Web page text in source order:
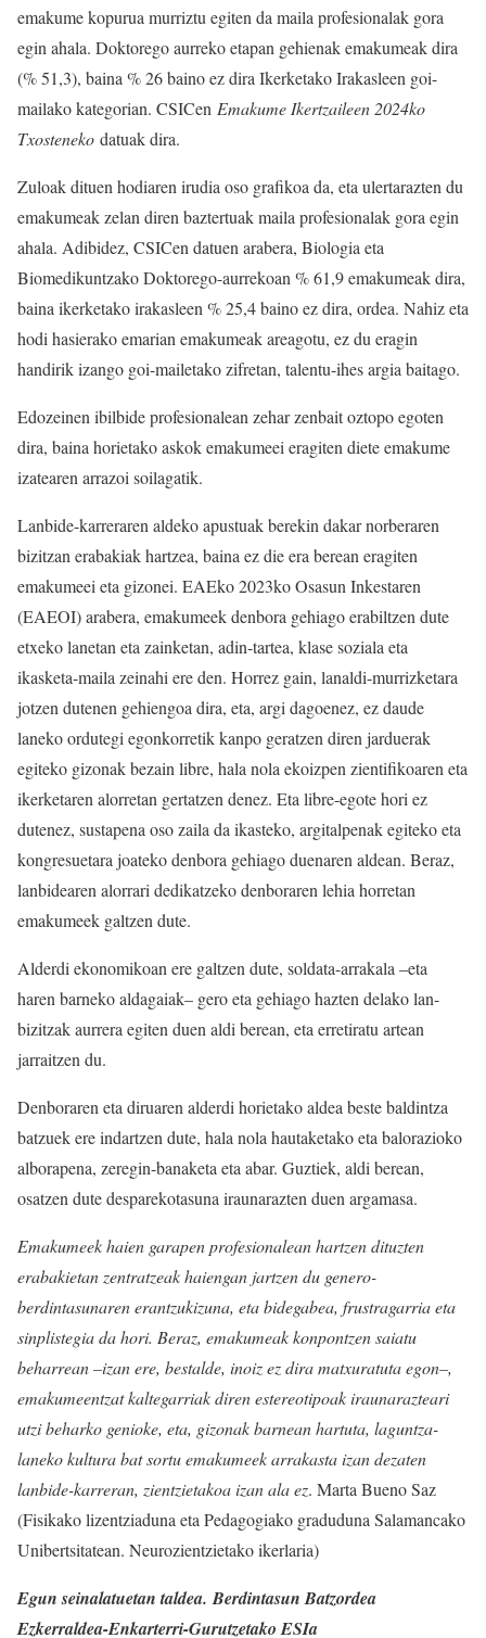
emakume kopurua murriztu egiten da maila profesionalak gora
egin ahala. Doktorego aurreko etapan gehienak emakumeak dira
(% 51,3), baina % 26 baino ez dira Ikerketako Irakasleen goi-
mailako kategorian. CSICen Emakume Ikertzaileen 2024ko
Txosteneko datuak dira.
Zuloak dituen hodiaren irudia oso grafikoa da, eta ulertarazten du
emakumeak zelan diren baztertuak maila profesionalak gora egin
ahala. Adibidez, CSICen datuen arabera, Biologia eta
Biomedikuntzako Doktorego-aurrekoan % 61,9 emakumeak dira,
baina ikerketako irakasleen % 25,4 baino ez dira, ordea. Nahiz eta
hodi hasierako emarian emakumeak areagotu, ez du eragin
handirik izango goi-mailetako zifretan, talentu-ihes argia baitago.
Edozeinen ibilbide profesionalean zehar zenbait oztopo egoten
dira, baina horietako askok emakumeei eragiten diete emakume
izatearen arrazoi soilagatik.
Lanbide-karreraren aldeko apustuak berekin dakar norberaren
bizitzan erabakiak hartzea, baina ez die era berean eragiten
emakumeei eta gizonei. EAEko 2023ko Osasun Inkestaren
(EAEOI) arabera, emakumeek denbora gehiago erabiltzen dute
etxeko lanetan eta zainketan, adin-tartea, klase soziala eta
ikasketa-maila zeinahi ere den. Horrez gain, lanaldi-murrizketara
jotzen dutenen gehiengoa dira, eta, argi dagoenez, ez daude
laneko ordutegi egonkorretik kanpo geratzen diren jarduerak
egiteko gizonak bezain libre, hala nola ekoizpen zientifikoaren eta
ikerketaren alorretan gertatzen denez. Eta libre-egote hori ez
dutenez, sustapena oso zaila da ikasteko, argitalpenak egiteko eta
kongresuetara joateko denbora gehiago duenaren aldean. Beraz,
lanbidearen alorrari dedikatzeko denboraren lehia horretan
emakumeek galtzen dute.
Alderdi ekonomikoan ere galtzen dute, soldata-arrakala –eta
haren barneko aldagaiak– gero eta gehiago hazten delako lan-
bizitzak aurrera egiten duen aldi berean, eta erretiratu artean
jarraitzen du.
Denboraren eta diruaren alderdi horietako aldea beste baldintza
batzuek ere indartzen dute, hala nola hautaketako eta balorazioko
alborapena, zeregin-banaketa eta abar. Guztiek, aldi berean,
osatzen dute desparekotasuna iraunarazten duen argamasa.
Emakumeek haien garapen profesionalean hartzen dituzten
erabakietan zentratzeak haiengan jartzen du genero-
berdintasunaren erantzukizuna, eta bidegabea, frustragarria eta
sinplistegia da hori. Beraz, emakumeak konpontzen saiatu
beharrean –izan ere, bestalde, inoiz ez dira matxuratuta egon–,
emakumeentzat kaltegarriak diren estereotipoak iraunarazteari
utzi beharko genioke, eta, gizonak barnean hartuta, laguntza-
laneko kultura bat sortu emakumeek arrakasta izan dezaten
lanbide-karreran, zientzietakoa izan ala ez. Marta Bueno Saz
(Fisikako lizentziaduna eta Pedagogiako graduduna Salamancako
Unibertsitatean. Neurozientzietako ikerlaria)
Egun seinalatuetan taldea.Berdintasun Batzordea
Ezkerraldea-Enkarterri-Gurutzetako ESIa